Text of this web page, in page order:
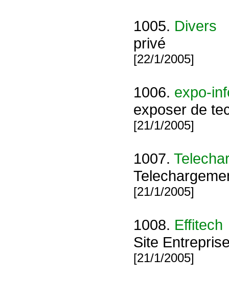
1005. Divers
privé
[22/1/2005]
1006. expo-
exposer de
[21/1/2005]
1007.
[21/1/2005]
1008. Effitech
Site
[21/1/2005]